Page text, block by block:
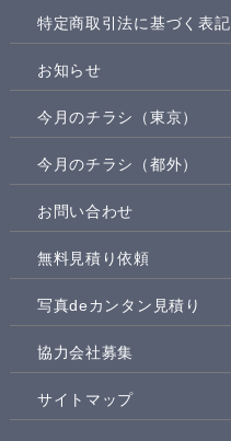
特定商取引法に基づく表記
お知らせ
今月のチラシ（東京）
今月のチラシ（都外）
お問い合わせ
無料見積り依頼
写真deカンタン見積り
協力会社募集
サイトマップ